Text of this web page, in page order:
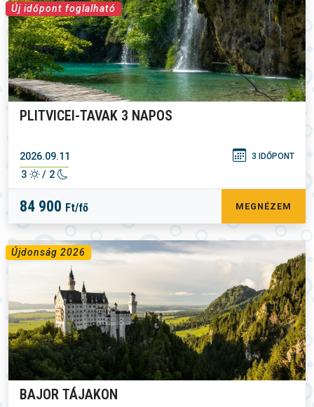
Új időpont foglalható
PLITVICEI-TAVAK 3 NAPOS
2026.09.11 3 IDŐPONT
3 / 2
84 900 Ft/fő MEGNÉZEM
Újdonság 2026
BAJOR TÁJAKON